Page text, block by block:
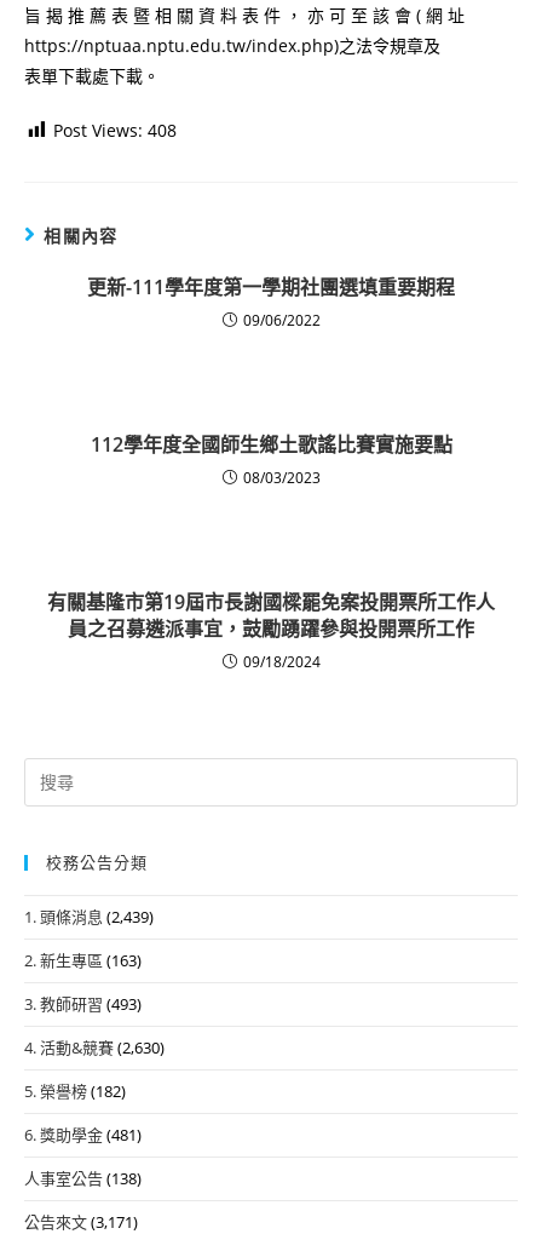
旨 揭 推 薦 表 暨 相 關 資 料 表 件 ， 亦 可 至 該 會 ( 網 址
https://nptuaa.nptu.edu.tw/index.php)之法令規章及
表單下載處下載。
Post Views: 408
相關內容
更新-111學年度第一學期社團選填重要期程
09/06/2022
112學年度全國師生鄉土歌謠比賽實施要點
08/03/2023
有關基隆市第19屆市長謝國樑罷免案投開票所工作人
員之召募遴派事宜，鼓勵踴躍參與投開票所工作
09/18/2024
Search
for:
校務公告分類
1. 頭條消息 (2,439)
2. 新生專區 (163)
3. 教師研習 (493)
4. 活動&競賽(2,630)
5. 榮譽榜(182)
6. 獎助學金(481)
人事室公告(138)
公告來文(3,171)